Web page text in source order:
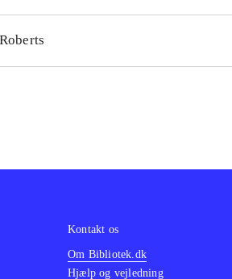
Kontakt os
Om Bibliotek.dk
Hjælp og vejledning